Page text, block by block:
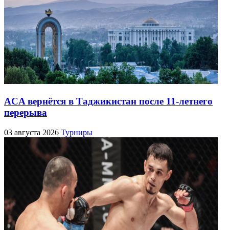
ACA вернётся в Таджикистан после 11-летнего
перерыва
03 августа 2026 Турниры